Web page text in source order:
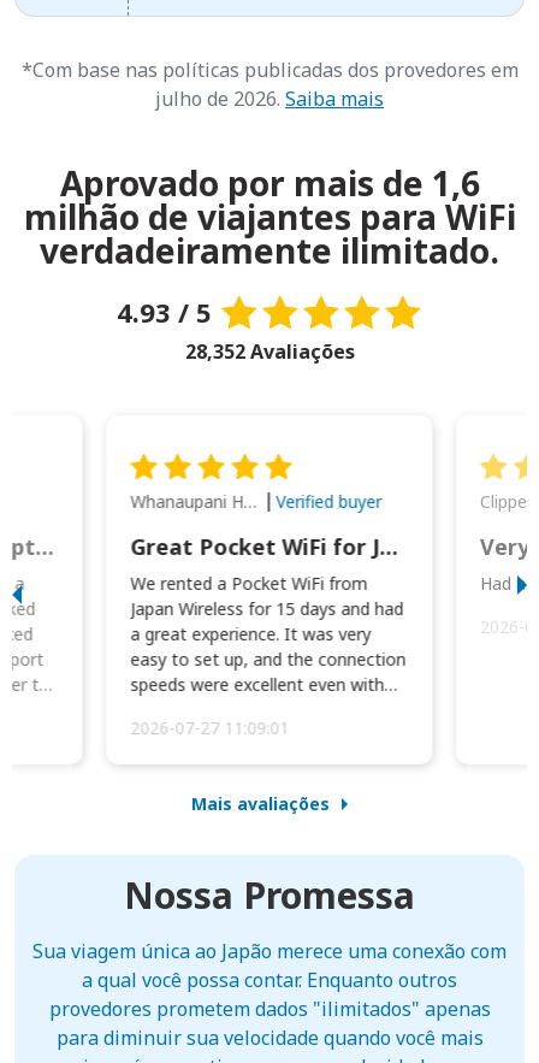
*Com base nas políticas publicadas dos provedores em
julho de 2026. Saiba mais
Aprovado por mais de 1,6
milhão de viajantes para WiFi
verdadeiramente ilimitado.
4.93 / 5
28,352 Avaliações
This was wonderful option to a family of four. Everything worked smoothly.
a
to
Whanaupani Henry Joseph Macown Verified buyer
Great Pocket WiFi for Japan Travel
We rented a Pocket WiFi from
Japan Wireless for 15 days and had
a great experience. It was very
easy to set up, and the connection
speeds were excellent even with
2026-07-27 11:09:01
Very
Had
2026-
Mais avaliações
Nossa Promessa
Sua viagem única ao Japão merece uma conexão com
a qual você possa contar. Enquanto outros
provedores prometem dados "ilimitados" apenas
para diminuir sua velocidade quando você mais